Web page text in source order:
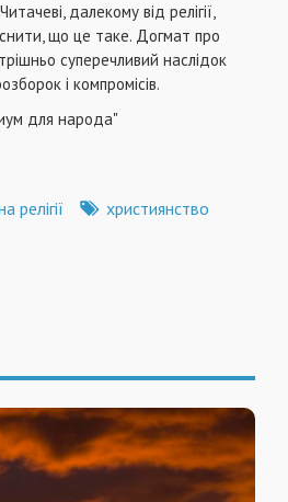
далекому від релігії,
що це таке. Догмат про
суперечливий наслідок
і компромісів.
для народа"
релігії
християнство